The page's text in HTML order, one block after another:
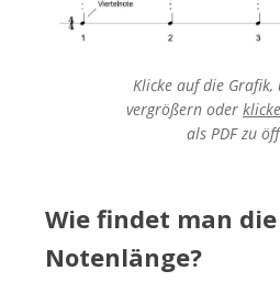
Klicke auf die Grafik,
vergrößern oder
als PDFzu
Wie findet man
Notenlänge?